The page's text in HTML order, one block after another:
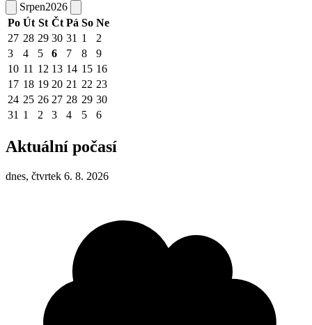
Srpen2026
Po Út St Čt Pá So Ne
27 28 29 30 31 1
2
3
4 5 6 7 8
9
10 11 12 13 14 15 16
17 18 19 20 21 22 23
24 25 26 27 28 29 30
31 1 2 3 4 5 6
Aktuální počasí
dnes, čtvrtek 6. 8. 2026